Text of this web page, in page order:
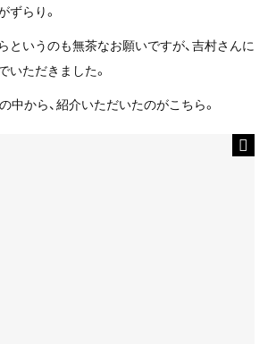
ずらり。
というのも無茶なお願いですが、吉村さんに
いただきました。
中から、紹介いただいたのがこちら。